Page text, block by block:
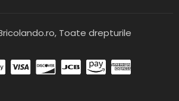
Toate drepturile